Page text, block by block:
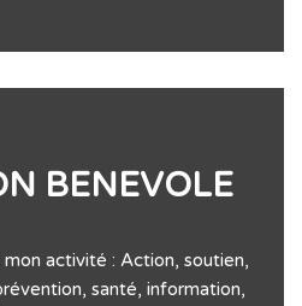
BENEVOLE
activité : Action, soutien,
santé, information,